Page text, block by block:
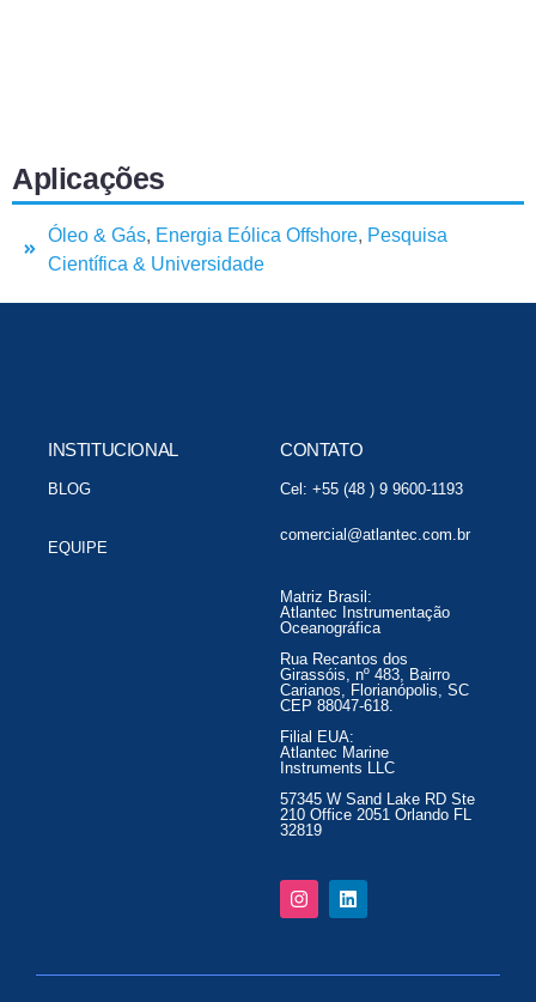
Aplicações
Óleo & Gás, Energia Eólica Offshore, Pesquisa
Científica & Universidade
INSTITUCIONAL
BLOG
EQUIPE
CONTATO
Cel: +55 (48 ) 9 9600-1193
comercial@atlantec.com.br
Matriz Brasil:
Atlantec Instrumentação
Oceanográfica
Rua Recantos dos
Girassóis, nº 483, Bairro
Carianos, Florianópolis, SC
CEP 88047-618.
Filial EUA:
Atlantec Marine
Instruments LLC
57345 W Sand Lake RD Ste
210 Office 2051 Orlando FL
32819